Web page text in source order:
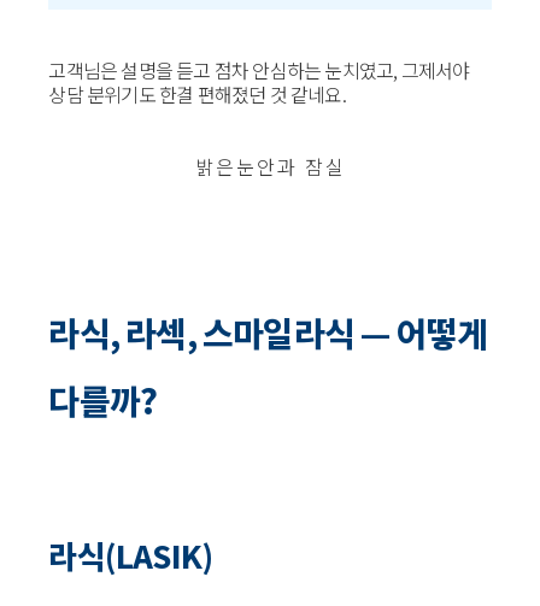
고객님은 설명을 듣고 점차 안심하는 눈치였고, 그제서야
상담 분위기도 한결 편해졌던 것 같네요.
밝은눈안과 잠실
라식, 라섹, 스마일라식 — 어떻게
다를까?
라식(LASIK)